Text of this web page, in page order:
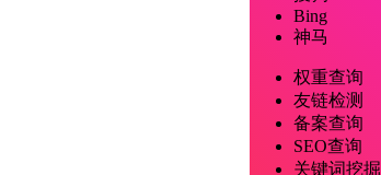
Bing
神马
权重查询
友链检测
备案查询
SEO查询
关键词挖掘